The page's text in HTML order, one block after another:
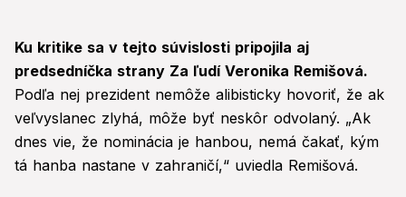
Ku kritike sa v tejto súvislosti pripojila aj
predsedníčka strany Za ľudí Veronika Remišová.
Podľa nej prezident nemôže alibisticky hovoriť, že ak
veľvyslanec zlyhá, môže byť neskôr odvolaný. „Ak
dnes vie, že nominácia je hanbou, nemá čakať, kým
tá hanba nastane v zahraničí,“ uviedla Remišová.